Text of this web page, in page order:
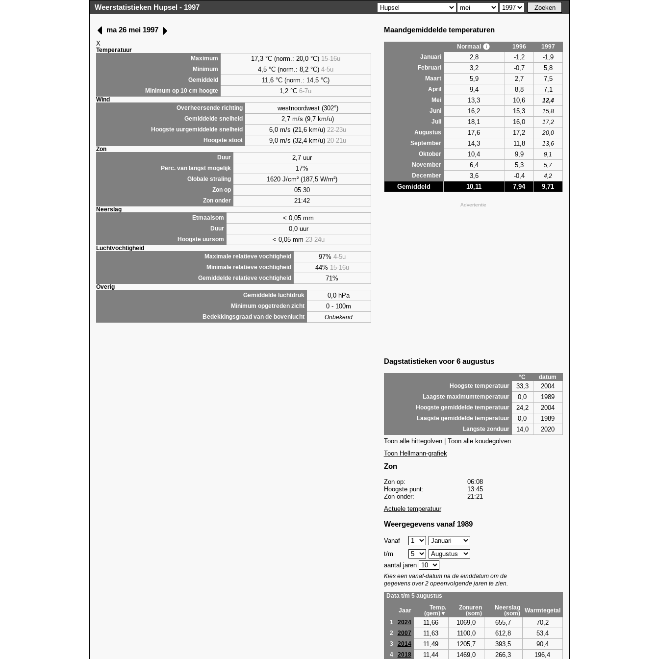
Weerstatistieken Hupsel - 1997
ma 26 mei 1997
X
Temperatuur
Maximum
17,3 °C (norm.: 20,0 °C) 15-16u
Minimum 4,5°C (norm.: 8,2 °C) 4-5u
Gemiddeld 11,6 °C (norm.: 14,5 °C)
Minimum op 10 cm hoogte 1,2 °C6-7u
Wind
Overheersende richting
westnoordwest (302°)
Gemiddelde snelheid 2,7 m/s (9,7 km/u)
Hoogste uurgemiddelde snelheid 6,0 m/s (21,6 km/u) 22-23u
Hoogste stoot 9,0 m/s (32,4 km/u) 20-21u
Zon
Duur
2,7 uur
Perc. van langst mogelijk 17%
Globale straling 1620 J/cm² (187,5 W/m²)
Zon op 05:30
Zon onder 21:42
Neerslag
Etmaalsom
< 0,05 mm
Duur 0,0 uur
Hoogste uursom < 0,05 mm 23-24u
Luchtvochtigheid
Maximale relatieve vochtigheid
97% 4-5u
Minimale relatieve vochtigheid 44% 15-16u
Gemiddelde relatieve vochtigheid 71%
Overig
Gemiddelde luchtdruk
0,0 hPa
Minimum opgetreden zicht 0 - 100m
Bedekkingsgraad van de bovenlucht Onbekend
Maandgemiddelde temperaturen
Normaal 1996
1997
Januari
2,8 -1,2 -1,9
Februari 3,2 -0,7 5,8
Maart 5,9 2,7 7,5
April 9,4 8,8 7,1
Mei 13,3 10,6
12,4
Juni
16,2 15,3
15,8
Juli
18,1 16,0
17,2
Augustus
17,6 17,2
20,0
September
14,3 11,8
13,6
Oktober
10,4 9,9
9,1
November
6,4 5,3
5,7
December
3,6 -0,4 4,2
Gemiddeld 10,11 7,94 9,71
Advertentie
Dagstatistieken voor 6 augustus
°C
datum
Hoogste temperatuur
33,3 2004
Laagste maximumtemperatuur 0,0 1989
Hoogste gemiddelde temperatuur 24,2 2004
Laagste gemiddelde temperatuur 0,0 1989
Langste zonduur 14,0
2020
Toon alle hittegolven| Toon alle koudegolven
Toon Hellmann-grafiek
Zon
Zon op:
06:08
Hoogste punt:
13:45
Zon onder:
21:21
Actuele temperatuur
Weergegevens vanaf 1989
Vanaf
t/m
aantal jaren
Kies een vanaf-datum na de einddatum om de
gegevens over 2 opeenvolgende jaren te zien.
Data t/m 5 augustus
Jaar
Temp.
(gem)▼
Zonuren
(som)
Neerslag
(som)
Warmtegetal
1
2024 11,66 1069,0 655,7 70,2
2 2007 11,63 1100,0 612,8 53,4
3 2014 11,49 1205,7 393,5 90,4
4 2018 11,44 1469,0 266,3 196,4